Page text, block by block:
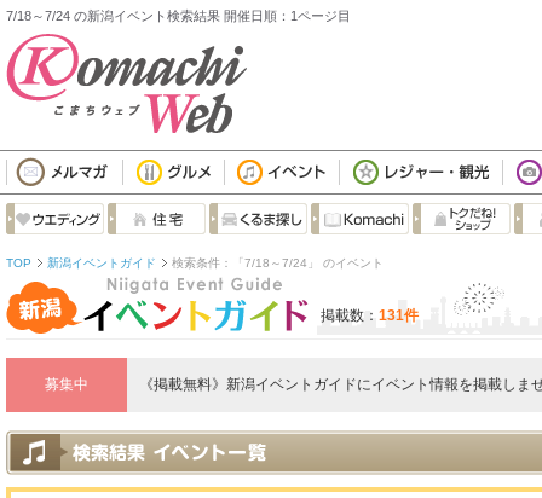
7/18～7/24 の新潟イベント検索結果 開催日順：1ページ目
TOP 新潟イベントガイド 検索条件：「7/18～7/24」 のイベント
掲載数： 131件
募集中 《掲載無料》新潟イベントガイドにイベント情報を掲載しま